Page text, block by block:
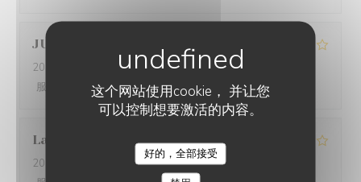
这个网站使用cookie， 并让您
可以控制想要激活的内容。
好的，全部接受
JULIA
2026-05-16
- 13:15 - 来宾 13
服务
氛围:3/5 菜单:3/5 质价比 /5
Laura
2026-04-19
- 12:45 - 来宾 4
AU ROI DU CAFÉ